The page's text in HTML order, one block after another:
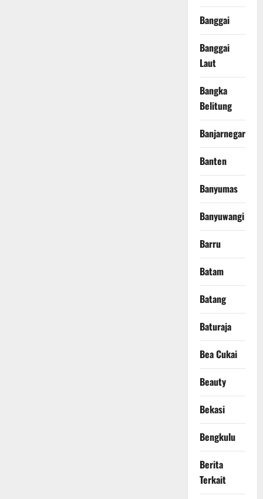
Banggai
Banggai
Laut
Bangka
Belitung
Banjarnegara
Banten
Banyumas
Banyuwangi
Barru
Batam
Batang
Baturaja
Bea Cukai
Beauty
Bekasi
Bengkulu
Berita
Terkait